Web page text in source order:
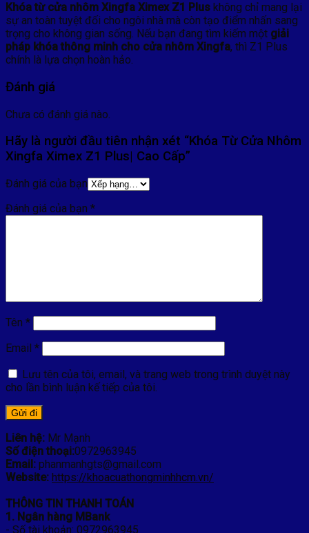
Khóa từ cửa nhôm Xingfa Ximex Z1 Plus không chỉ mang lại
sự an toàn tuyệt đối cho ngôi nhà mà còn tạo điểm nhấn sang
trọng cho không gian sống. Nếu bạn đang tìm kiếm một giải
pháp khóa thông minh cho cửa nhôm Xingfa, thì Z1 Plus
chính là lựa chọn hoàn hảo.
Đánh giá
Chưa có đánh giá nào.
Hãy là người đầu tiên nhận xét “Khóa Từ Cửa Nhôm
Xingfa Ximex Z1 Plus| Cao Cấp”
Đánh giá của bạn
Đánh giá của bạn *
Tên *
Email *
Lưu tên của tôi, email, và trang web trong trình duyệt này
cho lần bình luận kế tiếp của tôi.
Liên hệ: Mr Mạnh
Số điện thoại:0972963945
Email: phanmanhgts@gmail.com
Website: https://khoacuathongminhhcm.vn/
THÔNG TIN THANH TOÁN
1. Ngân hàng MBank
- Số tài khoản: 0972963945